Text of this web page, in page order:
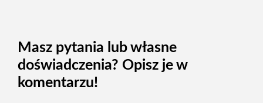
Masz pytania lub własne
doświadczenia? Opisz je w
komentarzu!